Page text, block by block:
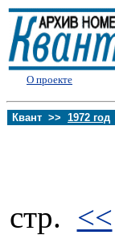
О проекте
Квант >> 1972 год
стp. <<